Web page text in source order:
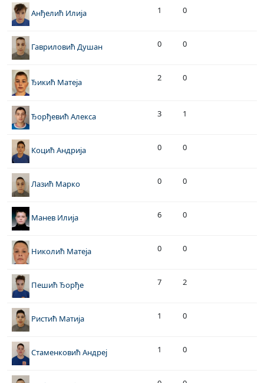
Анђелић Илија 1 0
Гавриловић Душан 0 0
Ђикић Матеја 2 0
Ђорђевић Алекса 3 1
Коцић Андрија 0 0
Лазић Марко 0 0
Манев Илија 6 0
Николић Матеја 0 0
Пешић Ђорђе 7 2
Ристић Матија 1 0
Стаменковић Андреј 1 0